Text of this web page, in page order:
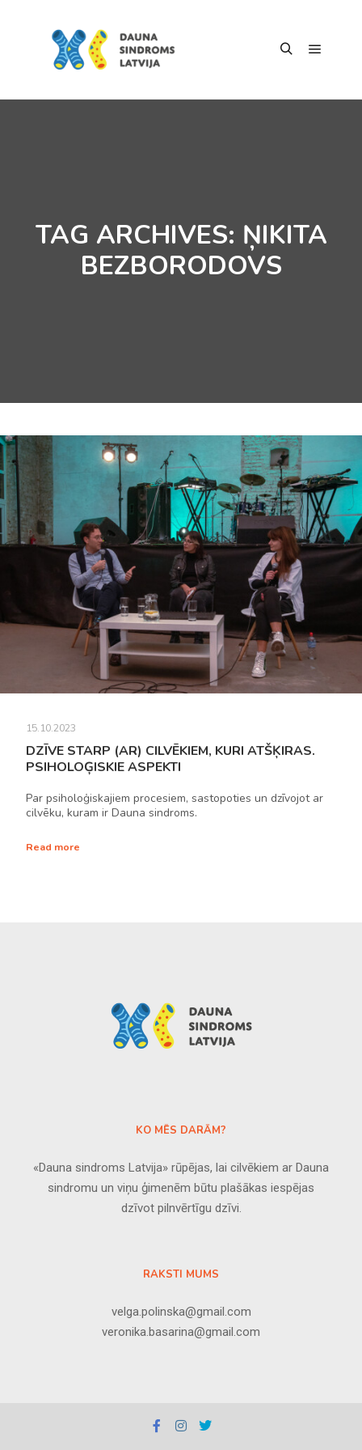
TAG ARCHIVES: ŅIKITA
BEZBORODOVS
15.10.2023
DZĪVE STARP (AR) CILVĒKIEM, KURI ATŠĶIRAS.
PSIHOLOĢISKIE ASPEKTI
Par psiholoģiskajiem procesiem, sastopoties un dzīvojot ar
cilvēku, kuram ir Dauna sindroms.
Read more
KO MĒS DARĀM?
«Dauna sindroms Latvija» rūpējas, lai cilvēkiem ar Dauna
sindromu un viņu ģimenēm būtu plašākas iespējas
dzīvot pilnvērtīgu dzīvi.
RAKSTI MUMS
velga.polinska@gmail.com
veronika.basarina@gmail.com